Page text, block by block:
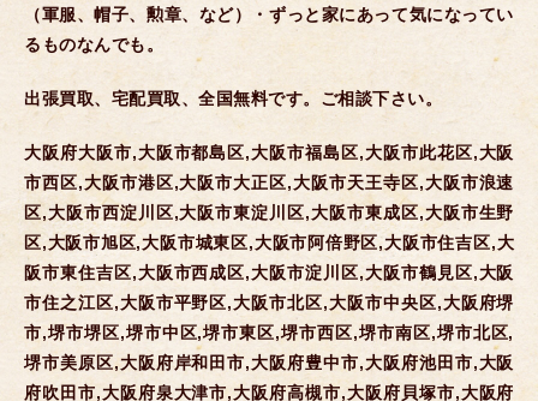
（軍服、帽子、勲章、など）・ずっと家にあって気になってい
るものなんでも。
出張買取、宅配買取、全国無料です。ご相談下さい。
大阪府大阪市,大阪市都島区,大阪市福島区,大阪市此花区,大阪
市西区,大阪市港区,大阪市大正区,大阪市天王寺区,大阪市浪速
区,大阪市西淀川区,大阪市東淀川区,大阪市東成区,大阪市生野
区,大阪市旭区,大阪市城東区,大阪市阿倍野区,大阪市住吉区,大
阪市東住吉区,大阪市西成区,大阪市淀川区,大阪市鶴見区,大阪
市住之江区,大阪市平野区,大阪市北区,大阪市中央区,大阪府堺
市,堺市堺区,堺市中区,堺市東区,堺市西区,堺市南区,堺市北区,
堺市美原区,大阪府岸和田市,大阪府豊中市,大阪府池田市,大阪
府吹田市,大阪府泉大津市,大阪府高槻市,大阪府貝塚市,大阪府